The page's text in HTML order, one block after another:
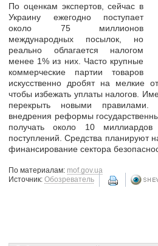
По оценкам экспертов, сейчас в
Украину ежегодно поступает
около 75 миллионов
международных посылок, но
реально облагается налогом
менее 1% из них. Часто крупные
коммерческие партии товаров
искусственно дробят на мелкие
чтобы избежать уплаты налогов.
перекрыть новыми правилами.
внедрения реформы
получать около 10 миллиардов
поступлений. Средства планируют
финансирование сектора
По материалам: mof.gov.ua
Источник: Обозреватель